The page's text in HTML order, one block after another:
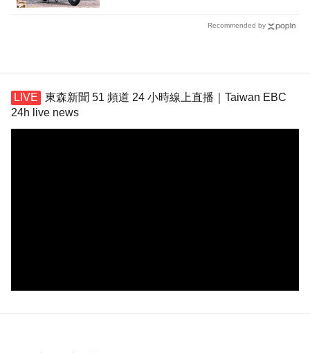
Recommended by
東森新聞 51 頻道 24 小時線上直播｜Taiwan EBC
24h live news